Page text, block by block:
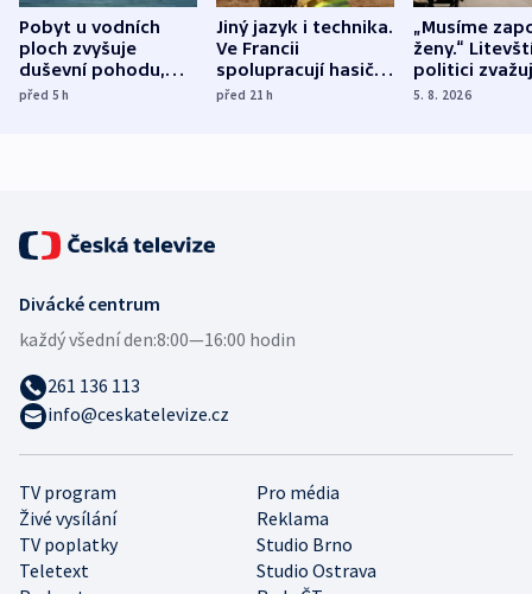
Pobyt u vodních
ploch zvyšuje
duševní pohodu,
ukázala
před 5h
Jiný jazyk i technika.
Ve Francii
spolupracují hasiči z
různých zemí
před 21h
„Musíme
ženy.“
politici
dohodu o
5. 8. 2026
TV program
Pro média
Živé vysílání
Reklama
TV poplatky
Studio Brno
Teletext
Studio Ostrava
Divácké centrum
každý všední den:8:00—16:00 hodin
261 136 113
info@ceskatelevize.cz